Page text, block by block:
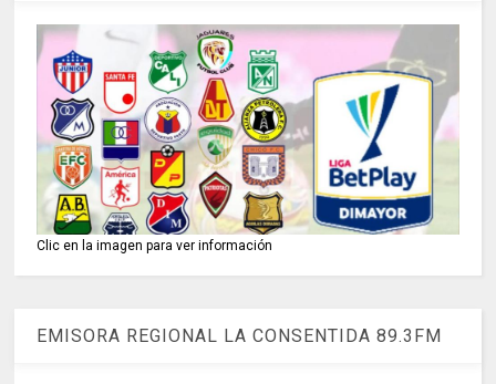
Clic en la imagen para ver información
EMISORA REGIONAL LA CONSENTIDA 89.3FM